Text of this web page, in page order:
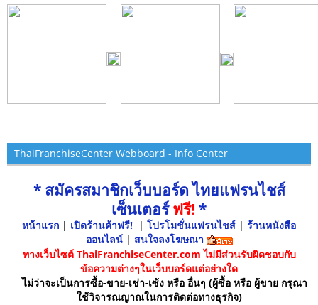
ThaiFranchiseCenter Webboard - Info Center
* สมัครสมาชิกเว็บบอร์ด ไทยแฟรนไชส์
เซ็นเตอร์ฟรี! *
หน้าแรก | เปิดร้านค้าฟรี! | โปรโมชั่นแฟรนไชส์ | ร้านหนังสือ
ออนไลน์ | สนใจลงโฆษณา
ทางเว็บไซต์ ThaiFranchiseCenter.com ไม่มีส่วนรับผิดชอบกับ
ข้อความต่างๆในเว็บบอร์ดแต่อย่างใด
ไม่ว่าจะเป็นการซื้อ-ขาย-เช่า-เซ้ง หรือ อื่นๆ (ผู้ซื้อ หรือ ผู้ขาย กรุณา
ใช้วิจารณญาณในการติดต่อทางธุรกิจ)